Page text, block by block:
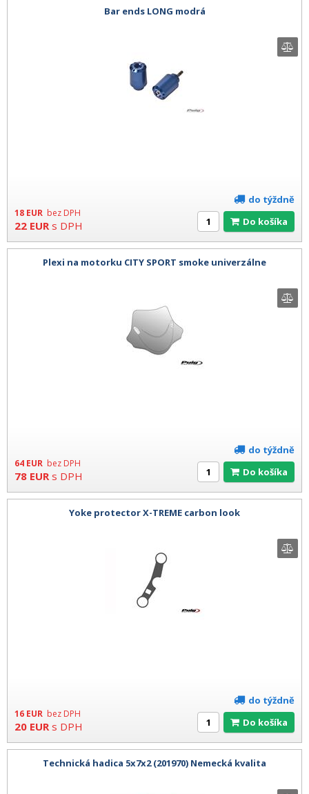
Bar ends LONG modrá
18 EUR bez DPH
22 EURs DPH
do týždně
Do košíka
Plexi na motorku CITY SPORT smoke univerzálne
64 EUR bez DPH
78 EURs DPH
do týždně
Do košíka
Yoke protector X-TREME carbon look
16 EUR bez DPH
20 EURs DPH
do týždně
Do košíka
Technická hadica 5x7x2 (201970) Nemecká kvalita